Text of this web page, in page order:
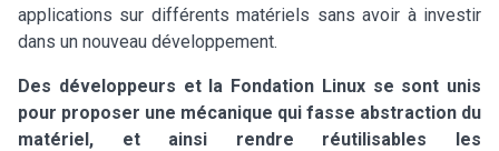
applications sur différents matériels sans avoir à investir
dans un nouveau développement.
Des développeurs et la Fondation Linux se sont unis
pour proposer une mécanique qui fasse abstraction du
matériel, et ainsi rendre réutilisables les